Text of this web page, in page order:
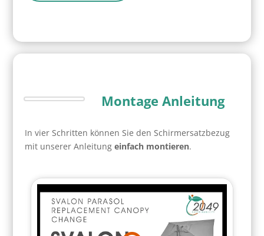
Montage Anleitung
In vier Schritten können Sie den Schirmersatzbezug
mit unserer Anleitungeinfach montieren.